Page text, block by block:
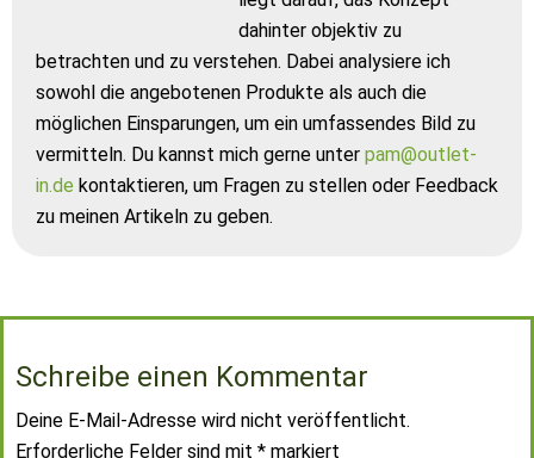
dahinter objektiv zu
betrachten und zu verstehen. Dabei analysiere ich
sowohl die angebotenen Produkte als auch die
möglichen Einsparungen, um ein umfassendes Bild zu
vermitteln. Du kannst mich gerne unter pam@outlet-
in.de kontaktieren, um Fragen zu stellen oder Feedback
zu meinen Artikeln zu geben.
Schreibe einen Kommentar
Deine E-Mail-Adresse wird nicht veröffentlicht.
Erforderliche Felder sind mit * markiert